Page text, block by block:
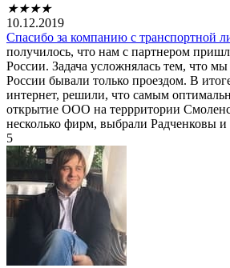
★★★★
10.12.2019
Спасибо за компанию с транспортной
получилось, что нам с партнером
России. Задача усложнялась тем, что
России бывали только проездом. В
интернет, решили, что самым
открытие ООО на террритории
несколько фирм, выбрали Радченковы
5